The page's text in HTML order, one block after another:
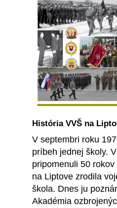
História VVŠ na
V septembri roku
príbeh jednej školy.
pripomenuli 50
na Liptove zrodila
škola. Dnes ju
Akadémia